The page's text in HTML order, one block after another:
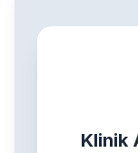
Klinik